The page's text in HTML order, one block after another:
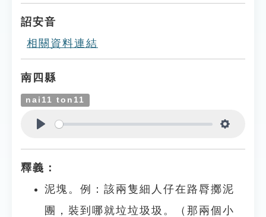
詔安音
相關資料連結
南四縣
nai11 ton11
釋義：
泥塊。例：該兩隻細人仔在路脣擲泥
團，裝到哪就垃垃圾圾。（那兩個小